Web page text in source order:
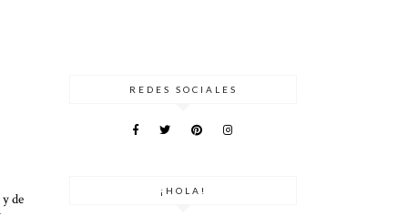
de
REDES SOCIALES
¡HOLA!